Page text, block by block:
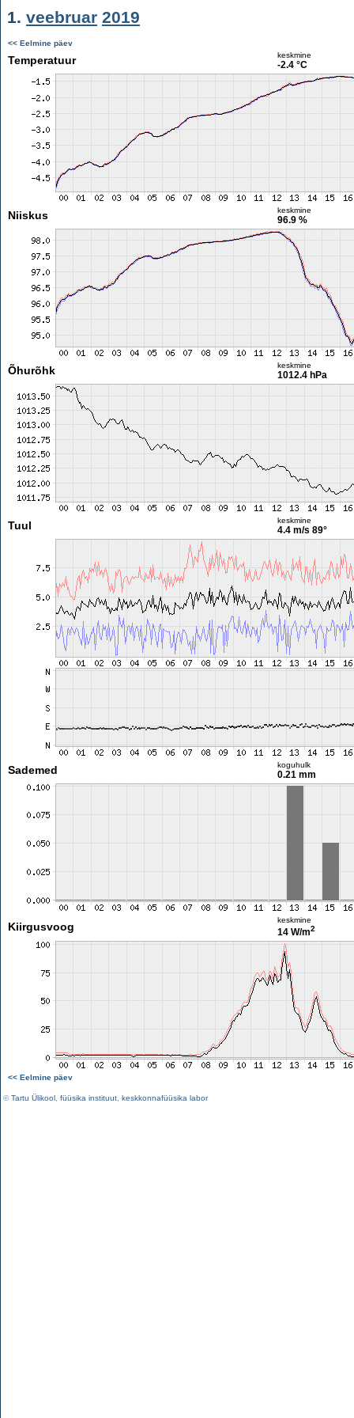
1. veebruar 2019
<< Eelmine päev
Temperatuur keskmine
-2.4 °C
Niiskus keskmine
96.9 %
Õhurõhk keskmine
1012.4 hPa
Tuul keskmine
4.4 m/s 89°
Sademed koguhulk
0.21 mm
Kiirgusvoog
keskmine
14 W/m2
<< Eelmine päev
©Tartu Ülikool füüsika instituut keskkonnafüüsika labor